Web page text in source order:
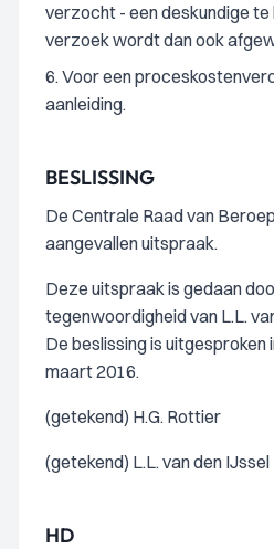
verzocht - een deskundige
verzoek wordt dan ook
6. Voor een
aanleiding.
BESLISSING
De Centrale Raad van
aangevallen uitspraak.
Deze uitspraak is gedaan
tegenwoordigheid van L.L.
De beslissing is uitgesproken
maart 2016.
(getekend) H.G. Rottier
(getekend) L.L. van den IJssel
HD